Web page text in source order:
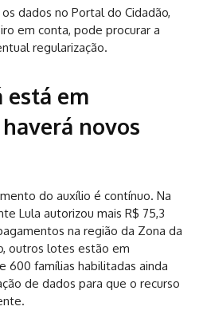
dados no Portal do Cidadão,
em conta, pode procurar a
regularização.
está em
novos
do auxílio é contínuo. Na
Lula autorizou mais R$ 75,3
na região da Zona da
outros lotes estão em
600 famílias habilitadas ainda
de dados para que o recurso